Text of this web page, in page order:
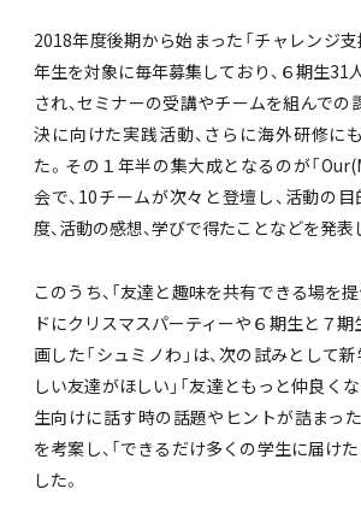
2018年度後期から始まった「チャレンジ支
年生を対象に毎年募集しており、６期生31
され、セミナーの受講やチームを組んで
決に向けた実践活動、さらに海外研修に
た。その１年半の集大成となるのが「
会で、10チームが次々と登壇し、活動の
度、活動の感想、学びで得たことなどを発表
このうち、「友達と趣味を共有できる場を
ドにクリスマスパーティーや６期生と７
画した「シュミノわ」は、次の試みとして
しい友達がほしい」「友達ともっと仲良く
生向けに話す時の話題やヒントが詰まった
を考案し、「できるだけ多くの学生に届け
した。